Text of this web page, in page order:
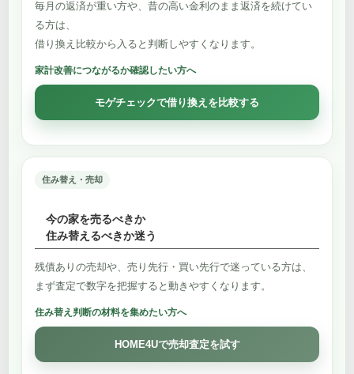
毎月の返済が重い方や、昔の高い金利のまま返済を続けてい
る方は、
借り換え比較から入ると判断しやすくなります。
家計改善につながるか確認したい方へ
モゲチェックで借り換えを比較する
住み替え・売却
今の家を売るべきか
住み替えるべきか迷う
残債ありの売却や、売り先行・買い先行で迷っている方は、
まず査定で数字を把握すると動きやすくなります。
住み替え判断の材料を集めたい方へ
HOME4Uで売却査定を試す